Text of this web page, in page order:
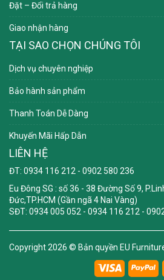
Đặt – Đổi trả hàng
Giao nhận hàng
TẠI SAO CHỌN CHÚNG TÔI
Dịch vụ chuyên nghiệp
Bảo hành sản phẩm
Thanh Toán Dễ Dàng
Khuyến Mãi Hấp Dẫn
LIÊN HỆ
ĐT: 0934 116 212 - 0902 580 236
Eu Đông SG : số 36 - 38 Đường Số 9,
Đức,TP.HCM (Gần ngã 4 Nai Vàng)
SĐT: 0934 005 052 - 0934 116 212 -
Copyright 2026 © Bản quyền EU